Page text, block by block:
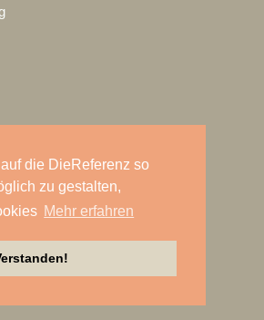
die DieReferenz so
zu gestalten,
Mehr erfahren